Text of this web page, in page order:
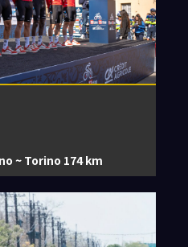
HP
~ Torino 174 km